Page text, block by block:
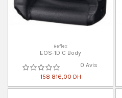
Reflex
EOS-1D C Body
0 Avis
158 816,00 DH